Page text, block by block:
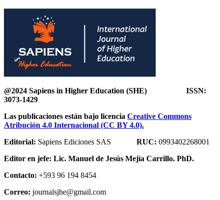
@2024 Sapiens in Higher Education (SHE) ISSN:
3073-1429
Las publicaciones están bajo licencia Creative Commons
Atribución 4.0 Internacional (CC BY 4.0).
Editorial: Sapiens Ediciones SAS RUC: 0993402268001
Editor en jefe: Lic. Manuel de Jesús Mejía Carrillo. PhD.
Contacto: +593 96 194 8454
Correo: journalsjhe@gmail.com